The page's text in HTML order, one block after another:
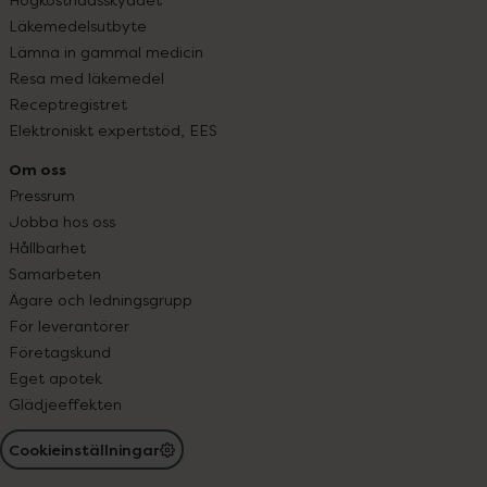
Läkemedelsutbyte
Lämna in gammal medicin
Resa med läkemedel
Receptregistret
Elektroniskt expertstöd, EES
Om oss
Pressrum
Jobba hos oss
Hållbarhet
Samarbeten
Ägare och ledningsgrupp
För leverantörer
Företagskund
Eget apotek
Glädjeeffekten
Cookieinställningar